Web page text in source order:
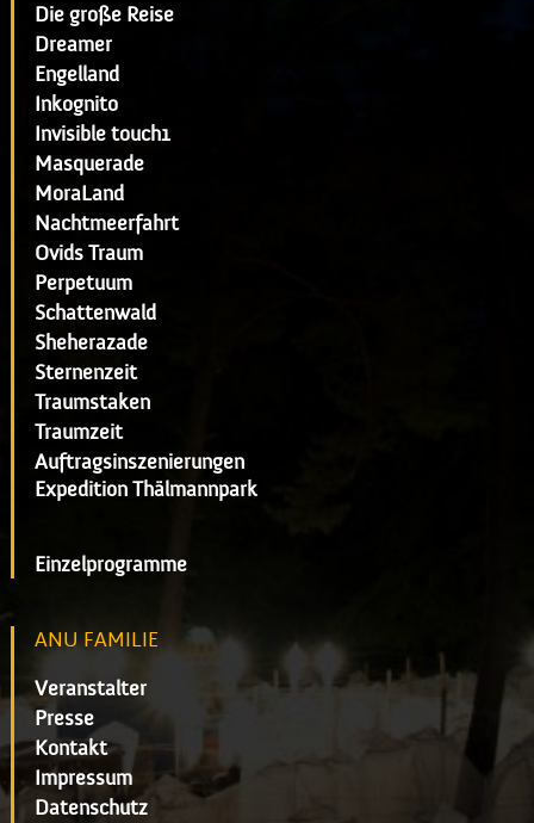
Die große Reise
Dreamer
Engelland
Inkognito
Invisible touch1
Masquerade
MoraLand
Nachtmeerfahrt
Ovids Traum
Perpetuum
Schattenwald
Sheherazade
Sternenzeit
Traumstaken
Traumzeit
Auftragsinszenierungen
Expedition Thälmannpark
Einzelprogramme
ANU FAMILIE
Veranstalter
Presse
Kontakt
Impressum
Datenschutz